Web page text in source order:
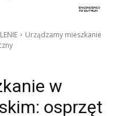
Urządzamy mieszkanie
w
osprzęt